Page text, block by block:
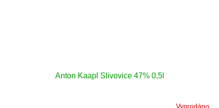
Anton Kaapl Slivovice 47% 0,5l
Vyprodáno